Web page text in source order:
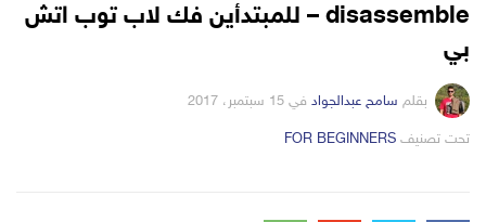
disassemble – للمبتدأين فك لاب توب اتش
بي
بقلم سامح عبدالجواد في 15 سبتمبر، 2017
تحت تصنيف التصانيف
FOR BEGINNERS